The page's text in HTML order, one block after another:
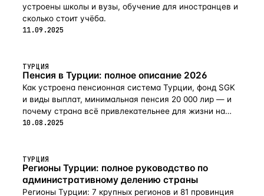
устроены школы и вузы, обучение для иностранцев и
сколько стоит учёба.
11.09.2025
ТУРЦИЯ
Пенсия в Турции: полное описание 2026
Как устроена пенсионная система Турции, фонд SGK
и виды выплат, минимальная пенсия 20 000 лир — и
почему страна всё привлекательнее для жизни на
пенсии в 2026-м.
10.08.2025
ТУРЦИЯ
Регионы Турции: полное руководство по
административному делению страны
Регионы Турции: 7 крупных регионов и 81 провинция